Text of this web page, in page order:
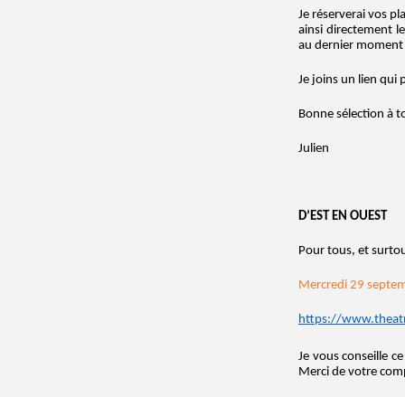
Je réserverai vos
ainsi directement
au dernier moment
Je joins un lien qui
Bonne sélection à
Julien
D’EST EN OUEST
Pour tous, et
Mercredi 29
https://
Je vous conseille
Merci de votre